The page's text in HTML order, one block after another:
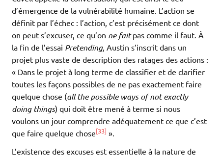
d’émergence de la vulnérabilité humaine. L’action se
définit par l’échec : l’action, c’est précisément ce dont
on peut s’excuser, ce qu’on ne faitpas comme il faut. À
la fin de l’essai Pretending, Austin s’inscrit dans un
projet plus vaste de description des ratages des actions :
« Dans le projet à long terme de classifier et de clarifier
toutes les façons possibles de ne pas exactement faire
quelque chose (all the possible ways of not exactly
doing things) qui doit être mené à terme si nous
voulons un jour comprendre adéquatement ce que c’est
que faire quelque chose[33] ».
L’existence des excuses est essentielle à la nature de